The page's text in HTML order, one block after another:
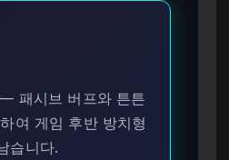
— 패시브 버프와 튼튼
여 게임 후반 방치형
습니다.